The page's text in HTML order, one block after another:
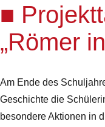
„Römer
Am Ende des
Geschichte die
besondere Aktionen in